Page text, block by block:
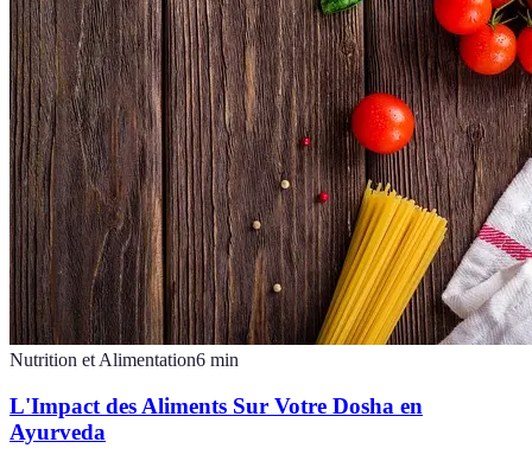
Nutrition et Alimentation6 min
L'Impact des Aliments Sur Votre Dosha en
Ayurveda